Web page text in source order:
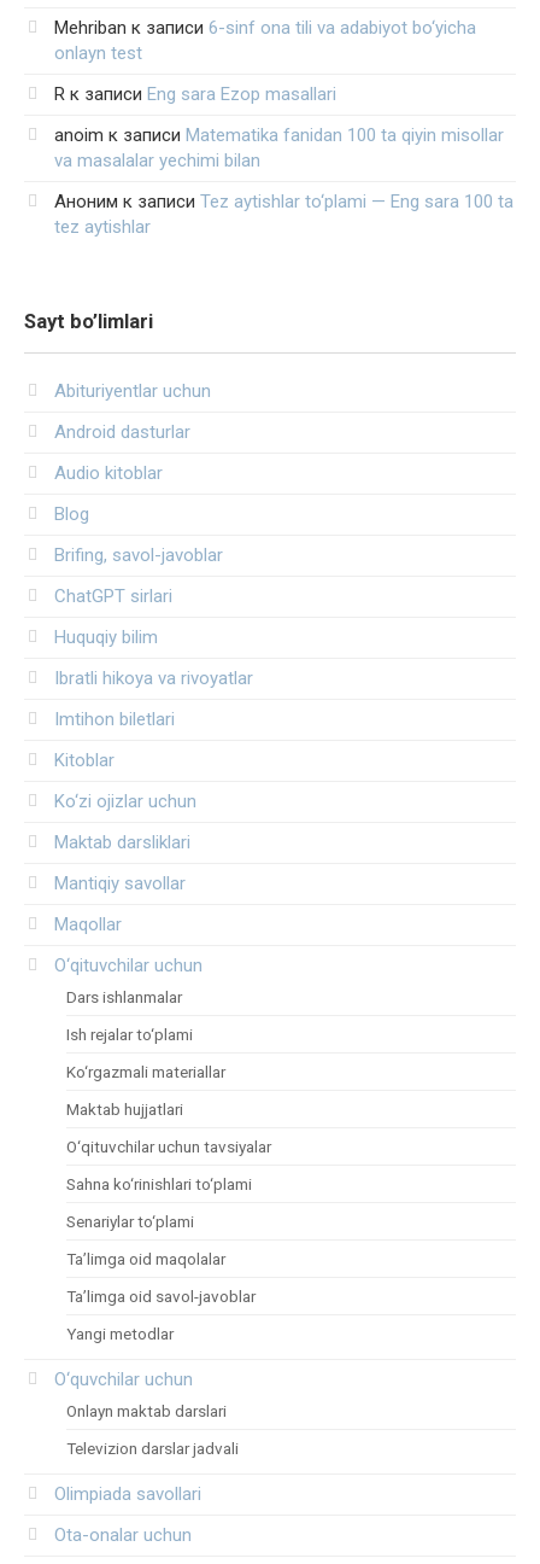
Mehriban к записи 6-sinf ona tili va adabiyot bo‘yicha
onlayn test
R к записи Eng sara Ezop masallari
anoim к записи Matematika fanidan 100 ta qiyin misollar
va masalalar yechimi bilan
Аноним к записи Tez aytishlar to‘plami — Eng sara 100 ta
tez aytishlar
Sayt bo’limlari
Abituriyentlar uchun
Android dasturlar
Audio kitoblar
Blog
Brifing, savol-javoblar
ChatGPT sirlari
Huquqiy bilim
Ibratli hikoya va rivoyatlar
Imtihon biletlari
Kitoblar
Ko‘zi ojizlar uchun
Maktab darsliklari
Mantiqiy savollar
Maqollar
O‘qituvchilar uchun
Dars ishlanmalar
Ish rejalar to‘plami
Ko‘rgazmali materiallar
Maktab hujjatlari
O‘qituvchilar uchun tavsiyalar
Sahna ko‘rinishlari to‘plami
Senariylar to‘plami
Ta’limga oid maqolalar
Ta’limga oid savol-javoblar
Yangi metodlar
O‘quvchilar uchun
Onlayn maktab darslari
Televizion darslar jadvali
Olimpiada savollari
Ota-onalar uchun